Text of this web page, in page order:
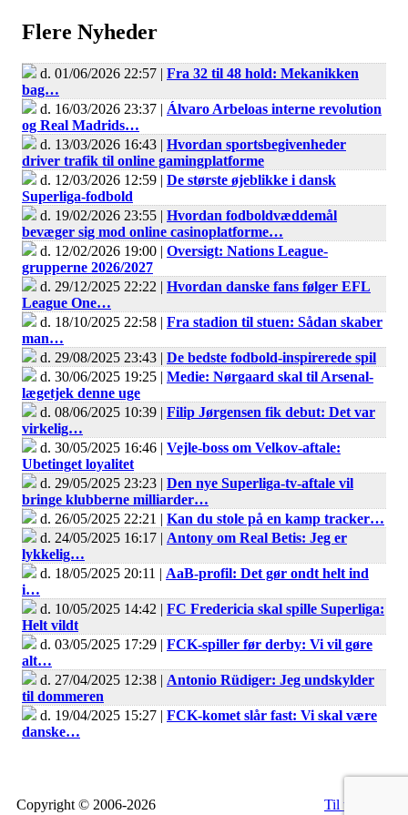
Flere Nyheder
d. 01/06/2026 22:57 | Fra 32 til 48 hold: Mekanikken
bag…
d. 16/03/2026 23:37 | Álvaro Arbeloas interne revolution
og Real Madrids…
d. 13/03/2026 16:43 | Hvordan sportsbegivenheder
driver trafik til online gamingplatforme
d. 12/03/2026 12:59 | De største øjeblikke i dansk
Superliga-fodbold
d. 19/02/2026 23:55 | Hvordan fodboldvæddemål
bevæger sig mod online casinoplatforme…
d. 12/02/2026 19:00 | Oversigt: Nations League-
grupperne 2026/2027
d. 29/12/2025 22:22 | Hvordan danske fans følger EFL
League One…
d. 18/10/2025 22:58 | Fra stadion til stuen: Sådan skaber
man…
d. 29/08/2025 23:43 | De bedste fodbold-inspirerede spil
d. 30/06/2025 19:25 | Medie: Nørgaard skal til Arsenal-
lægetjek denne uge
d. 08/06/2025 10:39 | Filip Jørgensen fik debut: Det var
virkelig…
d. 30/05/2025 16:46 | Vejle-boss om Velkov-aftale:
Ubetinget loyalitet
d. 29/05/2025 23:23 | Den nye Superliga-tv-aftale vil
bringe klubberne milliarder…
d. 26/05/2025 22:21 | Kan du stole på en kamp tracker…
d. 24/05/2025 16:17 | Antony om Real Betis: Jeg er
lykkelig…
d. 18/05/2025 20:11 | AaB-profil: Det gør ondt helt ind
i…
d. 10/05/2025 14:42 | FC Fredericia skal spille Superliga:
Helt vildt
d. 03/05/2025 17:29 | FCK-spiller før derby: Vi vil gøre
alt…
d. 27/04/2025 12:38 | Antonio Rüdiger: Jeg undskylder
til dommeren
d. 19/04/2025 15:27 | FCK-komet slår fast: Vi skal være
danske…
Copyright © 2006-2026 Til top